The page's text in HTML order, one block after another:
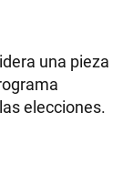
una pieza
elecciones.